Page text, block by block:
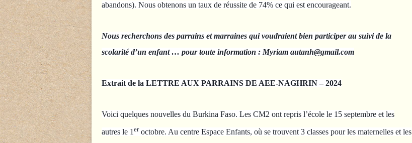
abandons). Nous obtenons un taux de réussite de 74% ce qui est encourageant.
Nous recherchons des parrains et marraines qui voudraient bien participer au suivi de la
scolarité d’un enfant … pour toute information : Myriam autanh@gmail.com
Extrait de la LETTRE AUX PARRAINS DE AEE-NAGHRIN – 2024
Voici quelques nouvelles du Burkina Faso. Les CM2 ont repris l’école le 15 septembre et les
autres le 1 eroctobre. Au centre Espace Enfants, où se trouvent 3 classes pour les maternelles et les